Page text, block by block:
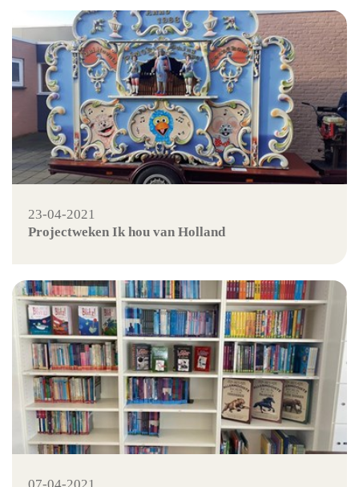
23-04-2021
Projectweken Ik hou van Holland